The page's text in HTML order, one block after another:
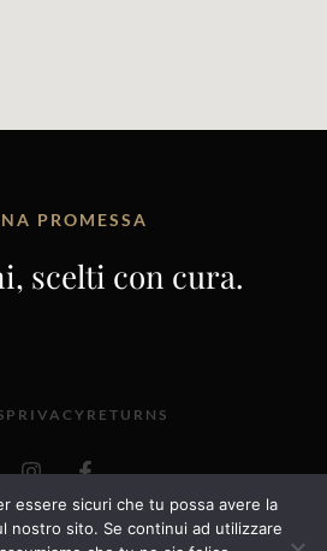
PROMESSA
scelti con cura.
PRIVACY RETURNS
I
n
s
t
a
F
a
c
e
b
VIA SAN GIACOMO 52,
essere sicuri che tu possa avere la
nostro sito. Se continui ad utilizzare